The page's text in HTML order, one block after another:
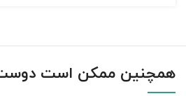
همچنین ممکن است